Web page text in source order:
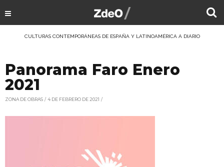
CULTURAS CONTEMPORÁNEAS DE ESPAÑA Y LATINOAMÉRICA A DIARIO
Panorama Faro Enero
2021
ZONA DE OBRAS 4 DE FEBRERO DE 2021